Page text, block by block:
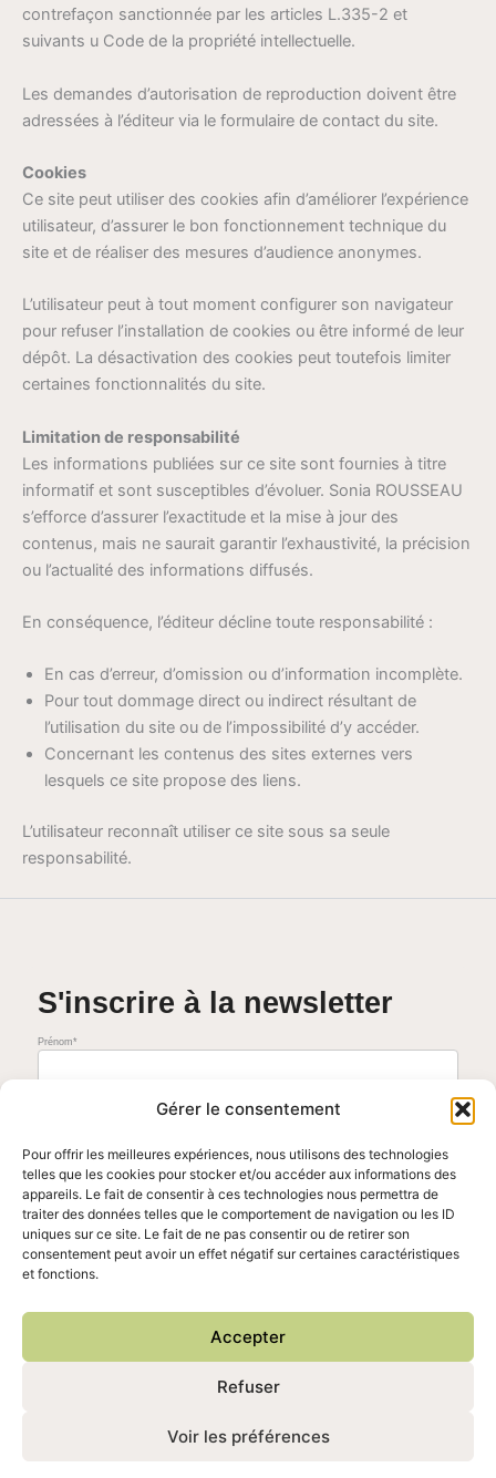
Gérer le consentement
Pour offrir les meilleures expériences, nous utilisons des technologies
telles que les cookies pour stocker et/ou accéder aux informations des
appareils. Le fait de consentir à ces technologies nous permettra de
traiter des données telles que le comportement de navigation ou les ID
uniques sur ce site. Le fait de ne pas consentir ou de retirer son
consentement peut avoir un effet négatif sur certaines caractéristiques
et fonctions.
Accepter
Refuser
Voir les préférences
contrefaçon sanctionnée par les articles L.335-2 et
suivants u Code de la propriété intellectuelle.
Les demandes d’autorisation de reproduction doivent être
adressées à l’éditeur via le formulaire de contact du site.
Cookies
Ce site peut utiliser des cookies afin d’améliorer l’expérience
utilisateur, d’assurer le bon fonctionnement technique du
site et de réaliser des mesures d’audience anonymes.
L’utilisateur peut à tout moment configurer son navigateur
pour refuser l’installation de cookies ou être informé de leur
dépôt. La désactivation des cookies peut toutefois limiter
certaines fonctionnalités du site.
Limitation de responsabilité
Les informations publiées sur ce site sont fournies à titre
informatif et sont susceptibles d’évoluer. Sonia ROUSSEAU
s’efforce d’assurer l’exactitude et la mise à jour des
contenus, mais ne saurait garantir l’exhaustivité, la précision
ou l’actualité des informations diffusés.
En conséquence, l’éditeur décline toute responsabilité :
En cas d’erreur, d’omission ou d’information incomplète.
Pour tout dommage direct ou indirect résultant de
l’utilisation du site ou de l’impossibilité d’y accéder.
Concernant les contenus des sites externes vers
lesquels ce site propose des liens.
L’utilisateur reconnaît utiliser ce site sous sa seule
responsabilité.
S'inscrire à la newsletter
Prénom*
J'accepte de recevoir la newsletter mensuelle. Vous pouvez vous désinscrire à tout moment en cliquant sur le
Voir les conditions générales
Politique de confidentialité